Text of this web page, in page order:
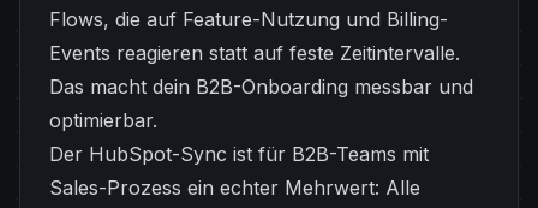
Flows, die auf Feature-Nutzung und Billing-
Events reagieren statt auf feste Zeitintervalle.
Das macht dein B2B-Onboarding messbar und
optimierbar.
Der HubSpot-Sync ist für B2B-Teams mit
Sales-Prozess ein echter Mehrwert: Alle